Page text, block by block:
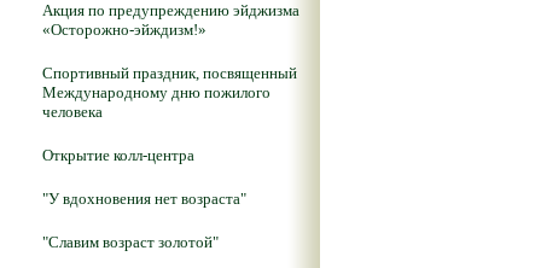
Акция по предупреждению эйджизма
«Осторожно-эйждизм!»
Спортивный праздник, посвященный
Международному дню пожилого
человека
Открытие колл-центра
"У вдохновения нет возраста"
"Славим возраст золотой"